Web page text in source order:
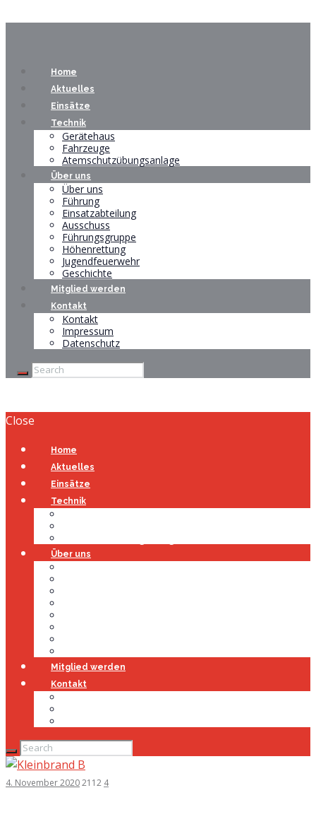
Home
Aktuelles
Einsätze
Technik
Gerätehaus
Fahrzeuge
Atemschutzübungsanlage
Über uns
Über uns
Führung
Einsatzabteilung
Ausschuss
Führungsgruppe
Höhenrettung
Jugendfeuerwehr
Geschichte
Mitglied werden
Kontakt
Kontakt
Impressum
Datenschutz
Close
Home
Aktuelles
Einsätze
Technik
Über uns
Mitglied werden
Kontakt
4. November 20202112 4